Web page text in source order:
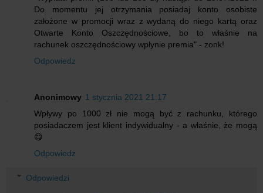
Do momentu jej otrzymania posiadaj konto osobiste
założone w promocji wraz z wydaną do niego kartą oraz
Otwarte Konto Oszczędnościowe, bo to właśnie na
rachunek oszczędnościowy wpłynie premia" - zonk!
Odpowiedz
Anonimowy 1 stycznia 2021 21:17
Wpływy po 1000 zł nie mogą być z rachunku, którego
posiadaczem jest klient indywidualny - a właśnie, że mogą
😋
Odpowiedz
Odpowiedzi